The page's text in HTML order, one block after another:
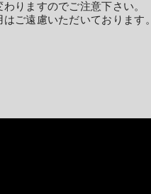
りますのでご注意下さい。
ご遠慮いただいております。